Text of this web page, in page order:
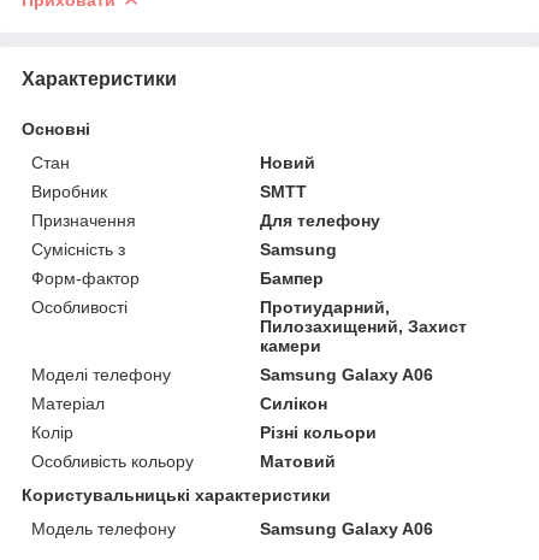
Характеристики
Основні
Стан
Новий
Виробник
SMTT
Призначення
Для телефону
Сумісність з
Samsung
Форм-фактор
Бампер
Особливості
Протиударний,
Пилозахищений, Захист
камери
Моделі телефону
Samsung Galaxy A06
Матеріал
Силікон
Колір
Різні кольори
Особливість кольору
Матовий
Користувальницькі характеристики
Модель телефону
Samsung Galaxy A06